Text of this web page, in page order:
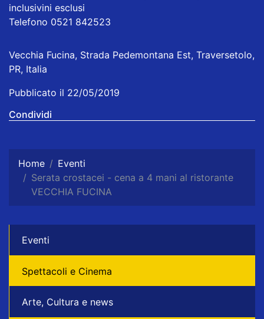
inclusivini esclusi
Telefono 0521 842523
Vecchia Fucina, Strada Pedemontana Est, Traversetolo,
PR, Italia
Pubblicato il 22/05/2019
Condividi
Home
Eventi
Serata crostacei - cena a 4 mani al ristorante
VECCHIA FUCINA
Eventi
Spettacoli e Cinema
Arte, Cultura e news